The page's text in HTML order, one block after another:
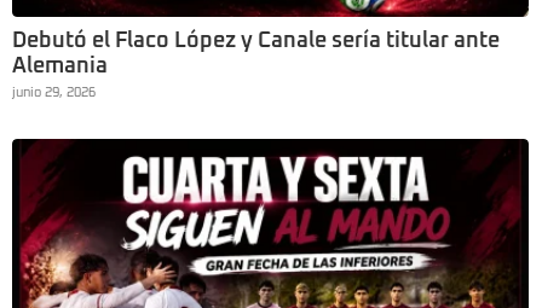
Debutó el Flaco López y Canale sería titular ante
Alemania
junio 29, 2026